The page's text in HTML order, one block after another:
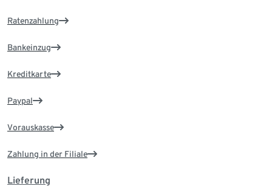
Ratenzahlung
Bankeinzug
Kreditkarte
Paypal
Vorauskasse
Zahlung in der Filiale
Lieferung